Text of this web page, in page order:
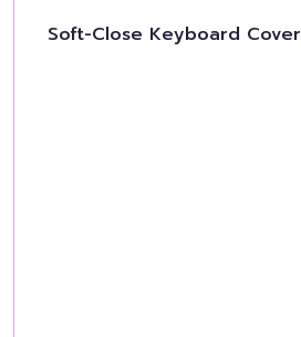
Soft-Close Keyboard Cover